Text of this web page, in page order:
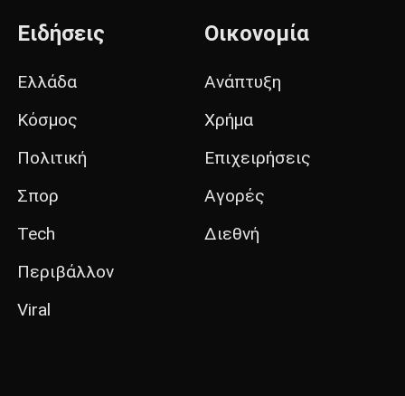
Ειδήσεις
Ελλάδα
Κόσμος
Πολιτική
Σπορ
Tech
Περιβάλλον
Viral
Οικονομία
Ανάπτυξη
Χρήμα
Επιχειρήσεις
Αγορές
Διεθνή